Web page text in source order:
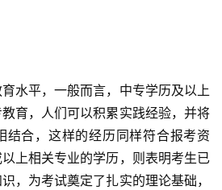
水平，一般而言，中专学历及以上
育，人们可以积累实践经验，并将
结合，这样的经历同样符合报考资
上相关专业的学历，则表明考生已
，为考试奠定了扎实的理论基础，